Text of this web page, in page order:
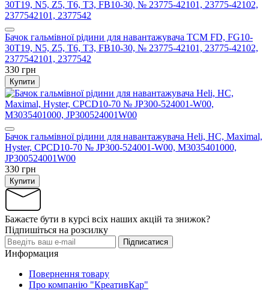
Бачок гальмівної рідини для навантажувача TCM FD, FG10-
30T19, N5, Z5, T6, T3, FB10-30, № 23775-42101, 23775-42102,
2377542101, 2377542
330 грн
Купити
Бачок гальмівної рідини для навантажувача Heli, HC, Maximal,
Hyster, CPCD10-70 № JP300-524001-W00, M3035401000,
JP300524001W00
330 грн
Купити
Бажаєте бути в курсі всіх наших акцій та знижок?
Підпишіться на розсилку
Підписатися
Информация
Повернення товару
Про компанію "КреативКар"